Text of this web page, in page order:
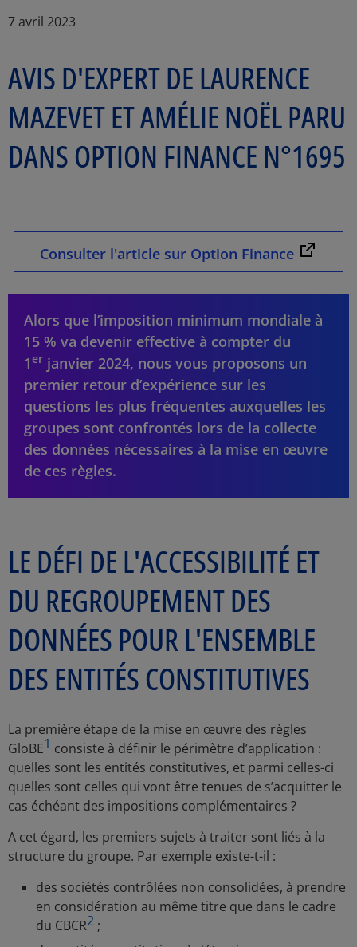
Article Posted date
7 avril 2023
AVIS D'EXPERT DE LAURENCE
MAZEVET ET AMÉLIE NOËL PARU
DANS OPTION FINANCE N°1695
Consulter l'article sur Option Finance Opens
Alors que l’imposition minimum mondiale à
15 % va devenir effective à compter du
1er janvier 2024, nous vous proposons un
premier retour d’expérience sur les
questions les plus fréquentes auxquelles les
groupes sont confrontés lors de la collecte
des données nécessaires à la mise en œuvre
de ces règles.
LE DÉFI DE L'ACCESSIBILITÉ ET
DU REGROUPEMENT DES
DONNÉES POUR L'ENSEMBLE
DES ENTITÉS CONSTITUTIVES
La première étape de la mise en œuvre des règles
GloBE1 consiste à définir le périmètre d’application :
quelles sont les entités constitutives, et parmi celles-ci
quelles sont celles qui vont être tenues de s’acquitter le
cas échéant des impositions complémentaires ?
A cet égard, les premiers sujets à traiter sont liés à la
structure du groupe. Par exemple existe-t-il :
des sociétés contrôlées non consolidées, à prendre
en considération au même titre que dans le cadre
du CBCR2 ;